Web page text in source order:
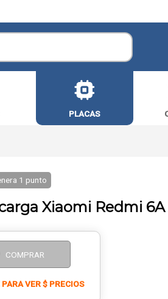
PLACAS
1 punto
Xiaomi Redmi 6A
COMPRAR
PARA VER $ PRECIOS